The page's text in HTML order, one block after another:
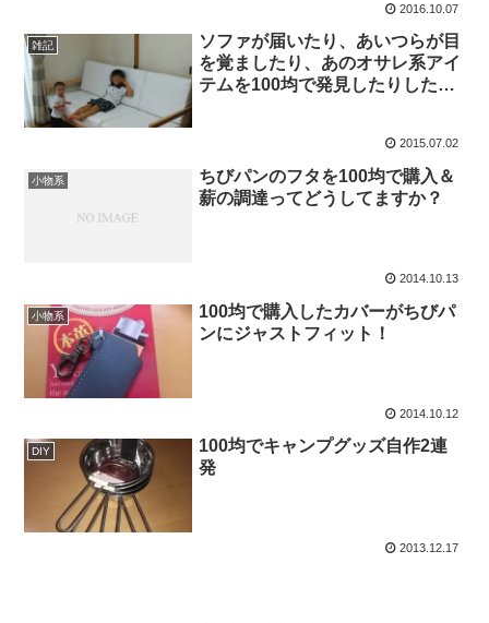
2016.10.07
雑記
ソファが届いたり、あいつらが目
を覚ましたり、あのオサレ系アイ
テムを100均で発見したりしたと
2015.07.02
小物系
ちびパンのフタを100均で購入＆
薪の調達ってどうしてますか？
2014.10.13
小物系
100均で購入したカバーがちびパ
ンにジャストフィット！
2014.10.12
DIY
100均でキャンプグッズ自作2連
発
2013.12.17